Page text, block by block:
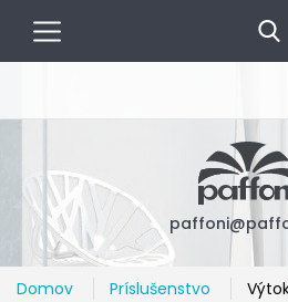
menu
Domov Príslušenstvo